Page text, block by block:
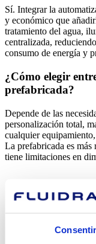
Sí. Integrar la
y económico que
tratamiento del agua,
centralizada,
consumo de energía y
¿Cómo elegir
prefabricada?
Depende de las
personalización total,
cualquier
La prefabricada es
tiene limitaciones en